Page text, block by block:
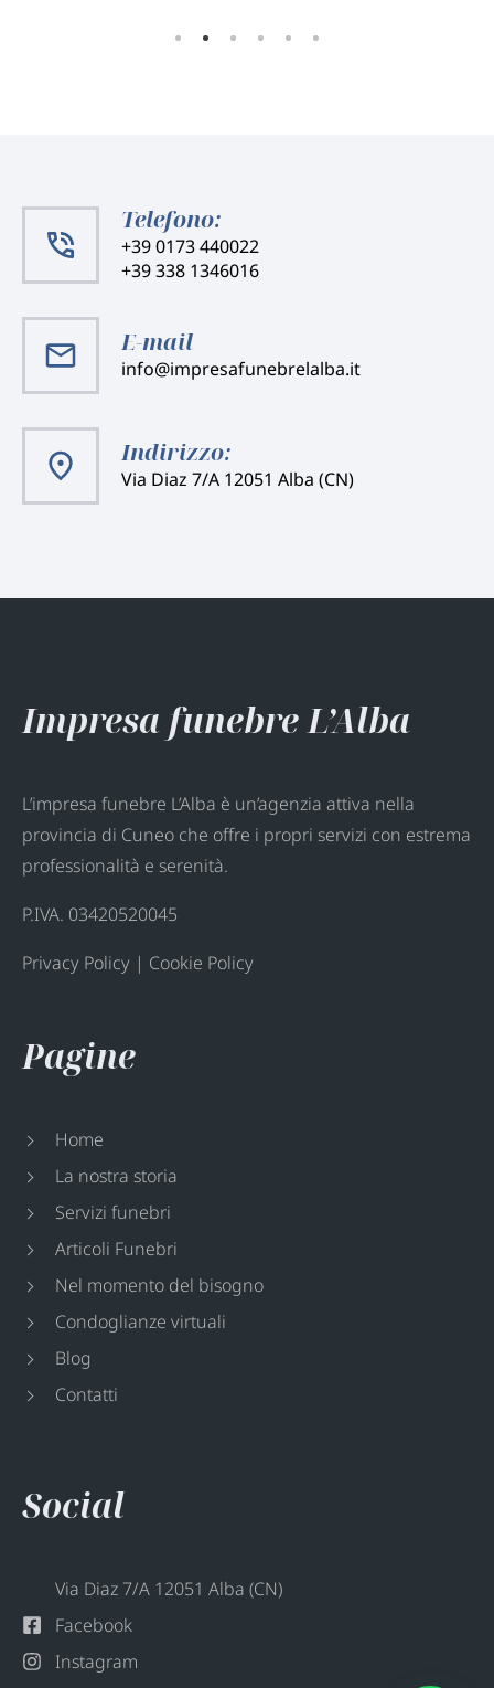
Telefono:
+39 0173 440022
+39 338 1346016
E-mail
info@impresafunebrelalba.it
Indirizzo:
Via Diaz 7/A 12051 Alba (CN)
Impresa funebre L’Alba
L’impresa funebre L’Alba è un’agenzia attiva nella
provincia di Cuneo che offre i propri servizi con estrema
professionalità e serenità.
P.IVA. 03420520045
Privacy Policy | Cookie Policy
Pagine
Home
La nostra storia
Servizi funebri
Articoli Funebri
Nel momento del bisogno
Condoglianze virtuali
Blog
Contatti
Social
Via Diaz 7/A 12051 Alba (CN)
Facebook
Instagram